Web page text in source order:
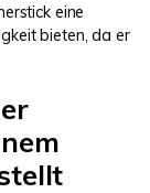
eine
bieten, da er